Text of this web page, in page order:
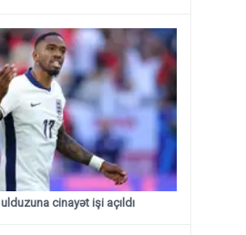
cinayət işi açıldı